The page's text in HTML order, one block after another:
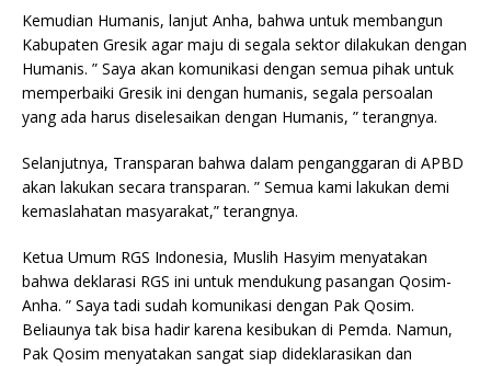
Kemudian Humanis, lanjut Anha, bahwa untuk membangun
Kabupaten Gresik agar maju di segala sektor dilakukan dengan
Humanis. ” Saya akan komunikasi dengan semua pihak untuk
memperbaiki Gresik ini dengan humanis, segala persoalan
yang ada harus diselesaikan dengan Humanis, ” terangnya.
Selanjutnya, Transparan bahwa dalam penganggaran di APBD
akan lakukan secara transparan. ” Semua kami lakukan demi
kemaslahatan masyarakat,” terangnya.
Ketua Umum RGS Indonesia, Muslih Hasyim menyatakan
bahwa deklarasi RGS ini untuk mendukung pasangan Qosim-
Anha. ” Saya tadi sudah komunikasi dengan Pak Qosim.
Beliaunya tak bisa hadir karena kesibukan di Pemda. Namun,
Pak Qosim menyatakan sangat siap dideklarasikan dan